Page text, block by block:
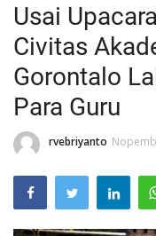
Beranda
Berita
Kontak
Galeri
OPINI
Syarat dan Ketentuan
Aplikasi
Usai
Civitas
Gorontalo
Para Guru
rvebriyanto